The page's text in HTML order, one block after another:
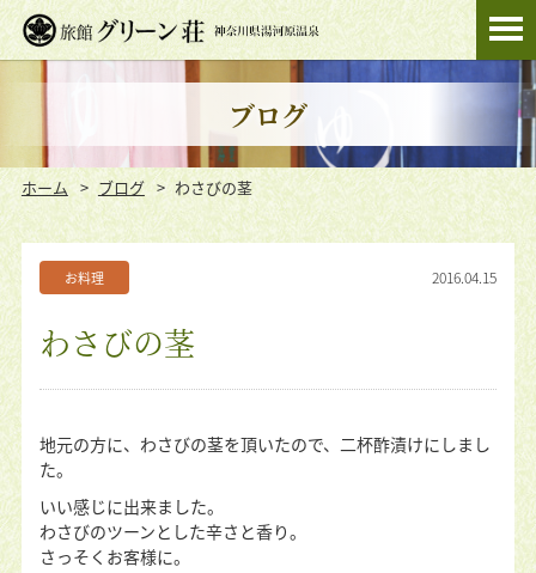
ブログ
ホーム ブログ わさびの茎
お料理 2016.04.15
わさびの茎
地元の方に、わさびの茎を頂いたので、二杯酢漬けにしまし
た。
いい感じに出来ました。
わさびのツーンとした辛さと香り。
さっそくお客様に。